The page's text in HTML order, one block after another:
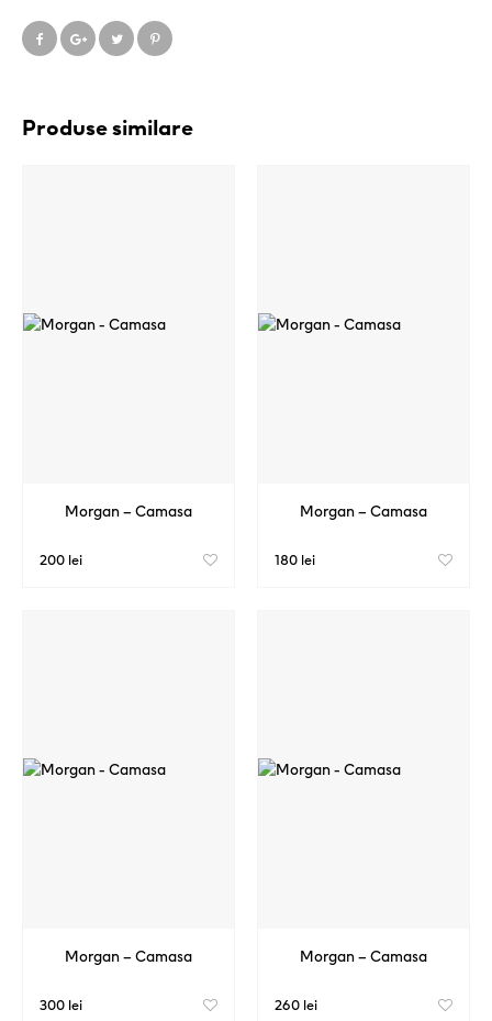
Produse similare
Morgan – Camasa
200 lei
Morgan – Camasa
180 lei
Morgan – Camasa
300 lei
Morgan – Camasa
260 lei